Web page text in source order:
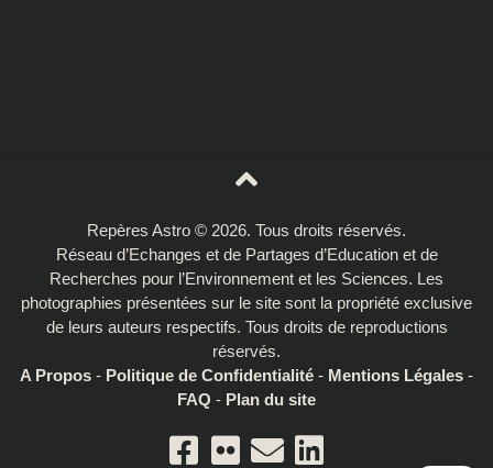
Repères Astro © 2026. Tous droits réservés.
Réseau d’Echanges et de Partages d’Education et de
Recherches pour l’Environnement et les Sciences. Les
photographies présentées sur le site sont la propriété exclusive
de leurs auteurs respectifs. Tous droits de reproductions
réservés.
A Propos - Politique de Confidentialité - Mentions Légales -
FAQ - Plan du site